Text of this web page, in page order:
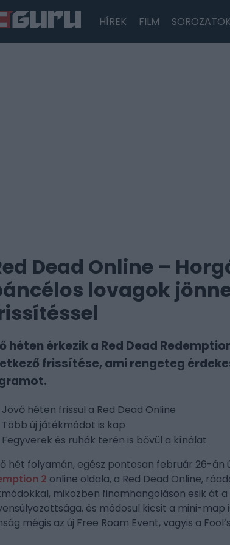
HÍREK FILM SOROZATOK
Dead Online –
lovagok
héten érkezik a Red Dead
frissítése, ami rengeteg
Jövő héten frissül a Red Dead Online
Több új játékmódot is kap
Fegyverek és ruhák terén is bővül a kínálat
hét folyamán, egész pontosan február 26-án
2 online oldala, a Red Dead Online,
miközben finomhangoláson esik át
és módosul kicsit a mini-map
mégis az új Free Roam Event, vagyis a